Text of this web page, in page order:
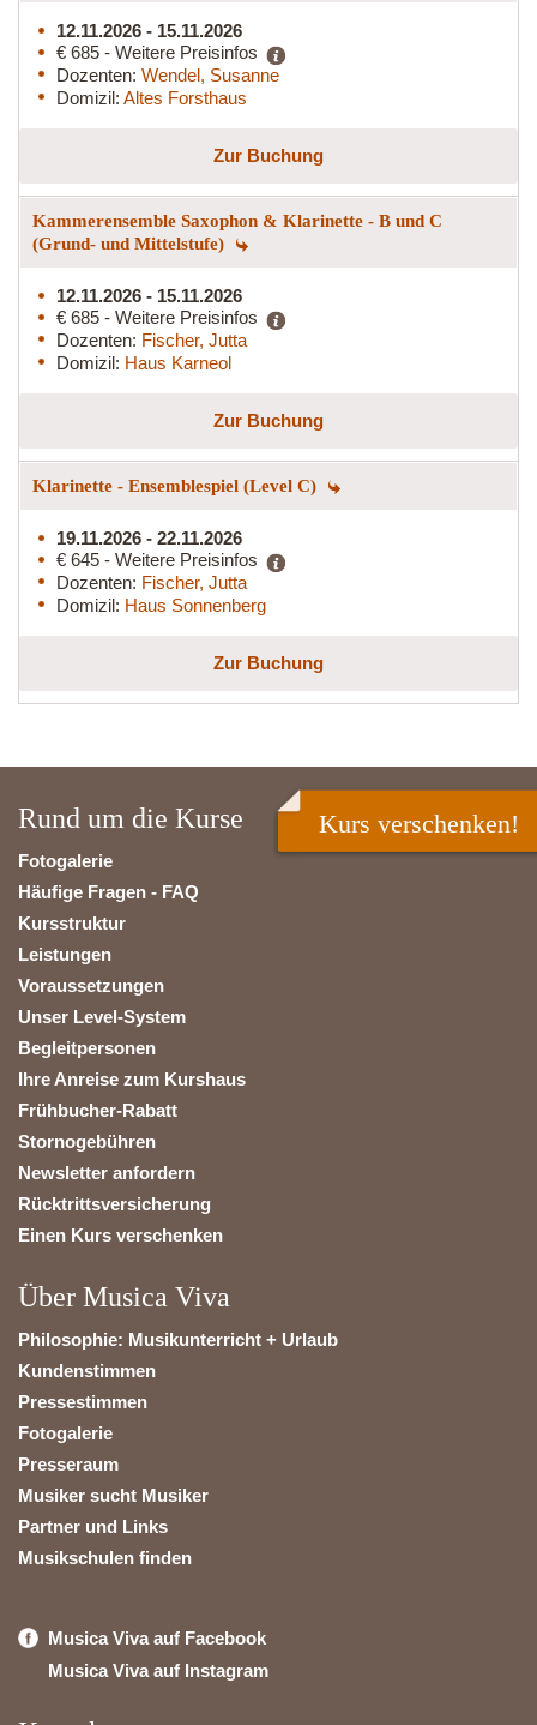
12.11.2026 - 15.11.2026
€ 685 - Weitere Preisinfos
Dozenten: Wendel, Susanne
Domizil: Altes Forsthaus
Zur Buchung
Kammerensemble Saxophon & Klarinette - B und C
(Grund- und Mittelstufe)
12.11.2026 - 15.11.2026
€ 685 - Weitere Preisinfos
Dozenten: Fischer, Jutta
Domizil: Haus Karneol
Zur Buchung
Klarinette - Ensemblespiel (Level C)
19.11.2026 - 22.11.2026
€ 645 - Weitere Preisinfos
Dozenten: Fischer, Jutta
Domizil: Haus Sonnenberg
Zur Buchung
Rund um die Kurse
Fotogalerie
Häufige Fragen - FAQ
Kursstruktur
Leistungen
Voraussetzungen
Unser Level-System
Begleitpersonen
Ihre Anreise zum Kurshaus
Frühbucher-Rabatt
Stornogebühren
Newsletter anfordern
Rücktrittsversicherung
Einen Kurs verschenken
Über Musica Viva
Philosophie: Musikunterricht + Urlaub
Kundenstimmen
Pressestimmen
Fotogalerie
Presseraum
Musiker sucht Musiker
Partner und Links
Musikschulen finden
Musica Viva auf Facebook
Musica Viva auf Instagram
Kurs verschenken!